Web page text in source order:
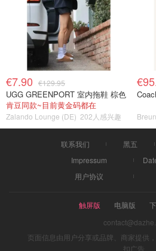
€7.90 €129.95
UGG GREENPORT 室内拖鞋 棕色
肯豆同款~目前黄金码都在
Zalando Lounge (DE) 202人感兴趣
联系我们 黑五
Impressum
用户协议
触屏版 电脑版
页面信息由用户分享或品牌、商家提供
扣广告